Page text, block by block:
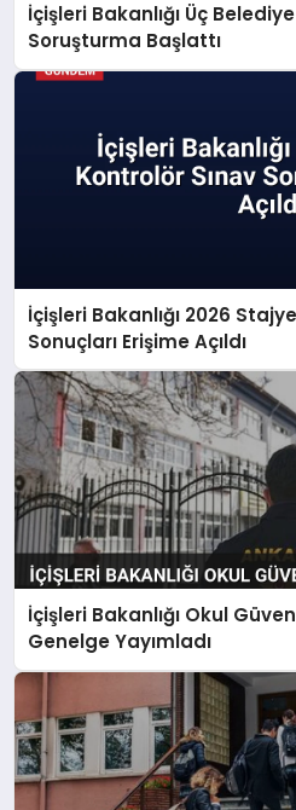
İçişleri Bakanlığı Üç
Soruşturma Başlattı
İçişleri Bakanlığı 2026
Sonuçları Erişime Açıldı
İçişleri Bakanlığı Okul
Genelge Yayımladı